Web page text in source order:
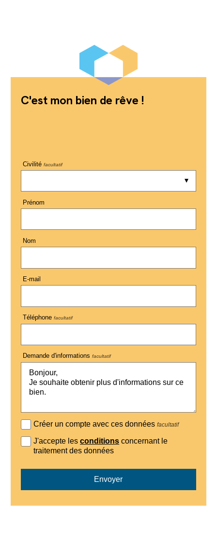
C'est mon bien de rêve !
Civilité facultatif
Prénom
Nom
E-mail
Téléphone facultatif
Demande d'informations facultatif
Créer un compte avec ces donnéesfacultatif
J'accepte lesconditions concernant le
traitement des données
Envoyer